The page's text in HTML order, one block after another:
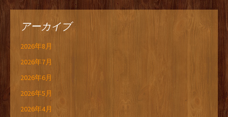
アーカイブ
2026年8月
2026年7月
2026年6月
2026年5月
2026年4月